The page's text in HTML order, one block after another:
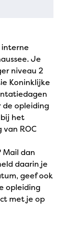
interne
Je
niveau 2
Koninklijke
de opleiding
het
ROC
Mail dan
daarin je
geef ook
opleiding
met je op